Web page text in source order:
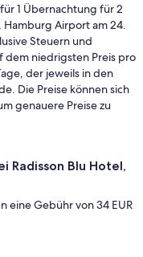
1 Übernachtung für 2
Hamburg Airport am 24.
Steuern und
dem niedrigsten Preis pro
der jeweils in den
Die Preise können sich
um genauere Preise zu
Radisson Blu Hotel,
eine Gebühr von 34 EUR